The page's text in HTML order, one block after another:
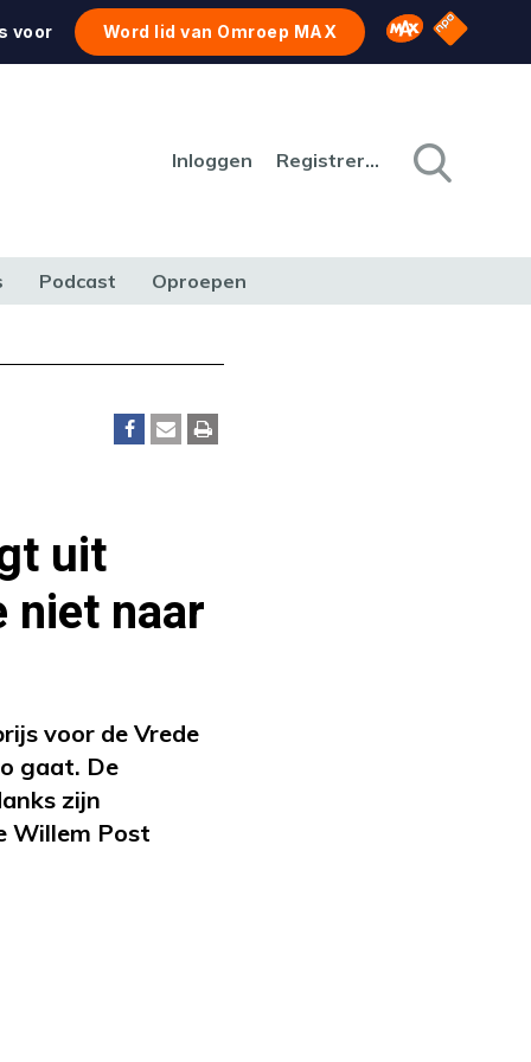
voor Word lid van Omroep MAX Omroep MAX
NPO
Inloggen Registreren
Podcast Oproepen
uit
niet naar
voor de Vrede
gaat. De
zijn
Willem Post